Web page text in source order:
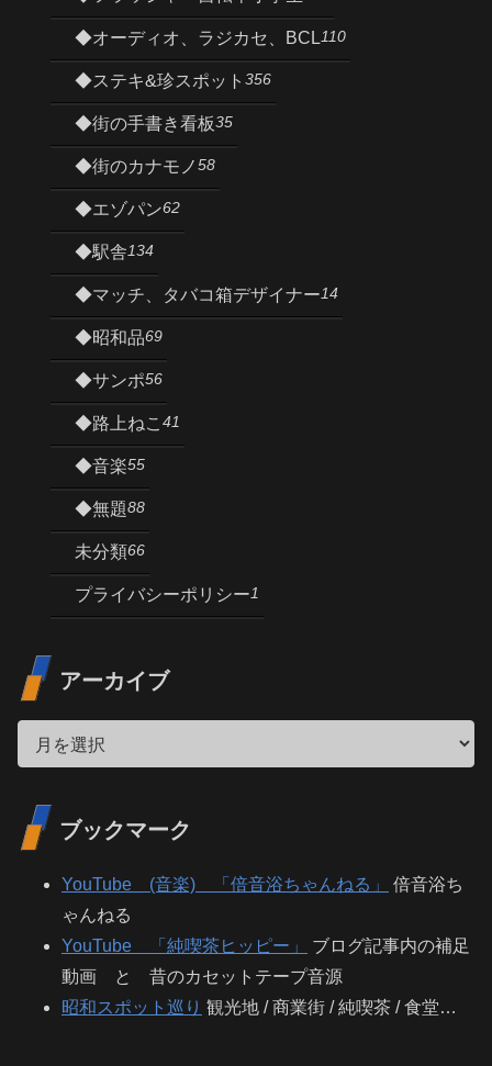
◆オーディオ、ラジカセ、BCL110
◆ステキ&珍スポット 356
◆街の手書き看板35
◆街のカナモノ58
◆エゾパン62
◆駅舎134
◆マッチ、タバコ箱デザイナー14
◆昭和品69
◆サンポ56
◆路上ねこ 41
◆音楽55
◆無題88
未分類66
プライバシーポリシー1
アーカイブ
ブックマーク
YouTube (音楽) 「倍音浴ちゃんねる」
倍音浴ち
ゃんねる
YouTube 「純喫茶ヒッピー」
ブログ記事内の補足
動画 と 昔のカセットテープ音源
昭和スポット巡り 観光地 / 商業街 / 純喫茶 / 食堂…